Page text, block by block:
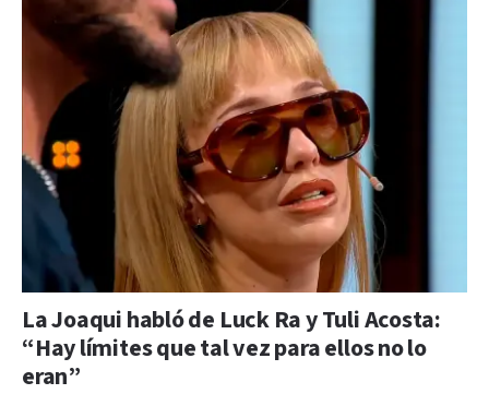
La Joaqui habló de Luck Ra y Tuli Acosta:
“Hay límites que tal vez para ellos no lo
eran”